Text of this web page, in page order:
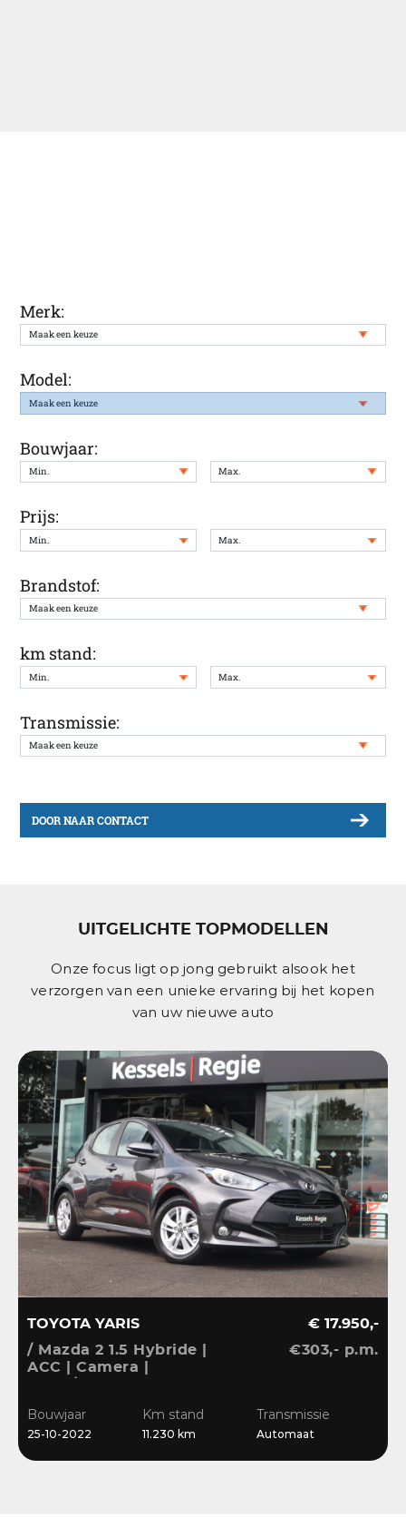
Merk:
Model:
Bouwjaar:
Prijs:
Brandstof:
km stand:
Transmissie:
DOOR NAAR CONTACT
UITGELICHTE TOPMODELLEN
Onze focus ligt op jong gebruikt alsook het
verzorgen van een unieke ervaring bij het kopen
van uw nieuwe auto
TOYOTA YARIS
/ Mazda 2 1.5 Hybride |
ACC | Camera |
€ 17.950,-
€303,- p.m.
Bouwjaar
25-10-2022
Km stand
11.230 km
Transmissie
Automaat